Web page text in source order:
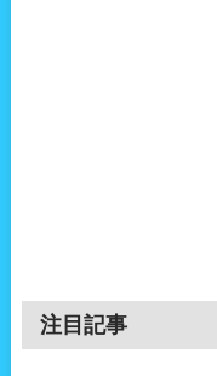
注目記事